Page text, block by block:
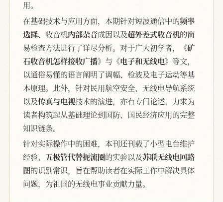
用。
在基础技术与应用方面，本期针对短波通信中的频率
选择、收音机内部杂音成因以及超外差式收音机的简
易检查方法进行了详尽分析。对于广大初学者，
《矿
石收音机怎样接收广播》 与 《电子和无线电》 等文，
以通俗易懂的语言阐明了调幅、检波及电子运动等基
本原理。此外，针对民用航空安全、无线电导航系统
以及传真与电视技术的演进，亦有专门论述，力求为
读者构筑起从基础理论到国防、国民经济应用的完整
知识链条。
针对实际操作中的困难，本刊还刊载了小型电台维护
经验、 五极管代替扼流圈的实验以及苏联无线电回路
图的识别常识，旨在帮助读者在实际工作中解决具体
问题，为祖国的无线电事业贡献力量。